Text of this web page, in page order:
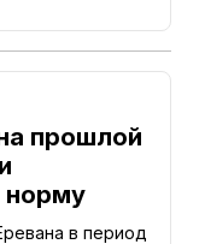
прошлой
норму
в период